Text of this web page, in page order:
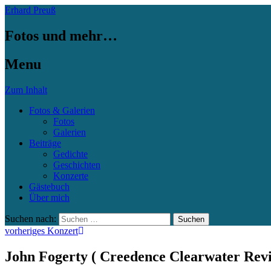
Erhard Preuß
Fotos und mehr…
Menu
Zum Inhalt
Fotos & Galerien
Fotos
Galerien
Beiträge
Gedichte
Geschichten
Konzerte
Gästebuch
Über mich
Suchen nach:
vorheriges Konzert
John Fogerty ( Creedence Clearwater